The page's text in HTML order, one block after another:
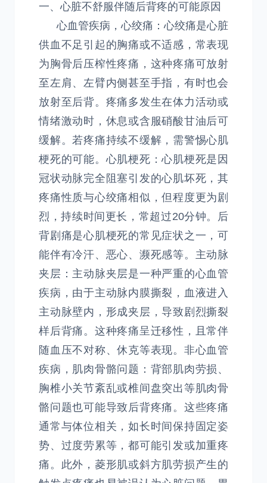
一、心脏不舒服伴随后背疼的可能原因
心血管疾病，心绞痛：心绞痛是心脏
供血不足引起的胸痛或不适感，常表现
为胸骨后压榨性疼痛，这种疼痛可放射
至左肩、左臂内侧甚至手指，有时也会
放射至后背。疼痛多发生在体力活动或
情绪激动时，休息或含服硝酸甘油后可
缓解。若疼痛持续不缓解，需警惕心肌
梗死的可能。心肌梗死：心肌梗死是因
冠状动脉完全阻塞引发的心肌坏死，其
疼痛性质与心绞痛相似，但程度更为剧
烈，持续时间更长，常超过20分钟。后
背剧痛是心肌梗死的常见症状之一，可
能伴有冷汗、恶心、濒死感等。主动脉
夹层：主动脉夹层是一种严重的心血管
疾病，由于主动脉内膜撕裂，血液进入
主动脉壁内，形成夹层，导致剧烈撕裂
样后背痛。这种疼痛呈迁移性，且常伴
随血压不对称、休克等表现。非心血管
疾病，肌肉骨骼问题：背部肌肉劳损、
胸椎小关节紊乱或椎间盘突出等肌肉骨
骼问题也可能导致后背疼痛。这些疼痛
通常与体位相关，如长时间保持固定姿
势、过度劳累等，都可能引发或加重疼
痛。此外，菱形肌或斜方肌劳损产生的